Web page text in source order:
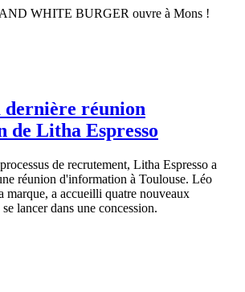
WHITE BURGER ouvre à Mons !
réunion
de Litha Espresso
de recrutement, Litha Espresso a
réunion d'information à Toulouse. Léo
marque, a accueilli quatre nouveaux
lancer dans une concession.